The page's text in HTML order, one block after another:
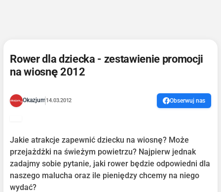
Rower dla dziecka - zestawienie promocji
na wiosnę 2012
Okazjum 14.03.2012 Obserwuj nas
Jakie atrakcje zapewnić dziecku na wiosnę? Może
przejażdżki na świeżym powietrzu? Najpierw jednak
zadajmy sobie pytanie, jaki rower będzie odpowiedni dla
naszego malucha oraz ile pieniędzy chcemy na niego
wydać?